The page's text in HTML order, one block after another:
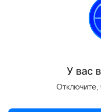
каждую неделю, а
У вас
Отключите,